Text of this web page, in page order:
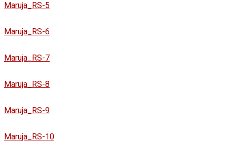
Maruja_RS-5
Maruja_RS-6
Maruja_RS-7
Maruja_RS-8
Maruja_RS-9
Maruja_RS-10